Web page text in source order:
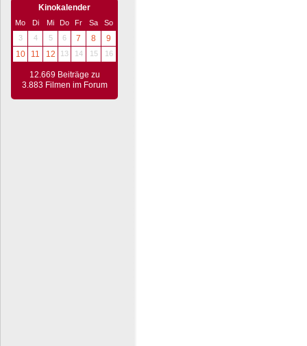
Kinokalender
Mo Di Mi Do Fr Sa
So
3
4 5 6 7 8
9
10
11 12 13 14 15 16
12.669 Beiträge zu
3.883 Filmen im Forum